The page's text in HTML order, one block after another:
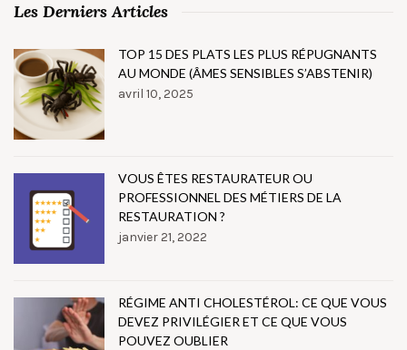
Les Derniers Articles
TOP 15 DES PLATS LES PLUS RÉPUGNANTS
AU MONDE (ÂMES SENSIBLES S’ABSTENIR)
avril 10, 2025
VOUS ÊTES RESTAURATEUR OU
PROFESSIONNEL DES MÉTIERS DE LA
RESTAURATION ?
janvier 21, 2022
RÉGIME ANTI CHOLESTÉROL: CE QUE VOUS
DEVEZ PRIVILÉGIER ET CE QUE VOUS
POUVEZ OUBLIER